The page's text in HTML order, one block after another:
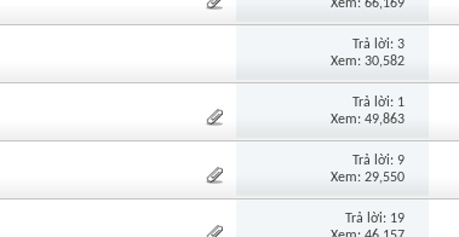
Xem: 66,169
Trả lời: 3
Xem: 30,582
Trả lời: 1
Xem: 49,863
Trả lời: 9
Xem: 29,550
Trả lời: 19